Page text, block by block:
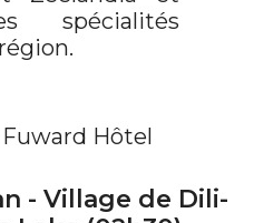
spécialités
Hôtel
- Village de Dili-